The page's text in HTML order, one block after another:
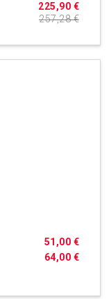
225,90 €
257,28 €
64,00 €
51,00 €